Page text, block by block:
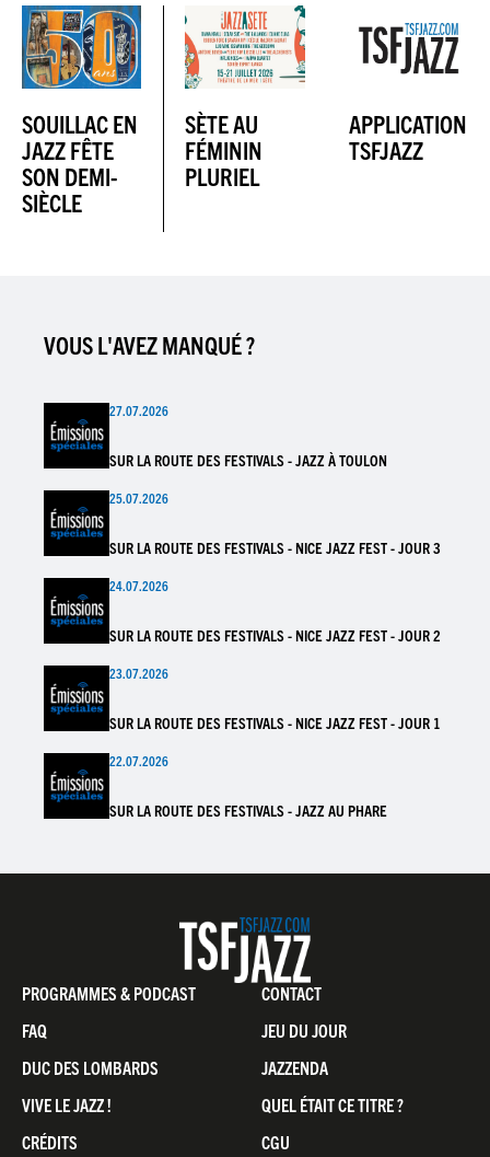
SOUILLAC EN
JAZZ FÊTE
SON DEMI-
SIÈCLE
SÈTE AU
FÉMININ
PLURIEL
APPLICATION
TSFJAZZ
VOUS L'AVEZ MANQUÉ ?
27.07.2026
SUR LA ROUTE DES FESTIVALS - JAZZ À TOULON
25.07.2026
SUR LA ROUTE DES FESTIVALS - NICE JAZZ FEST - JOUR 3
24.07.2026
SUR LA ROUTE DES FESTIVALS - NICE JAZZ FEST - JOUR 2
23.07.2026
SUR LA ROUTE DES FESTIVALS - NICE JAZZ FEST - JOUR 1
22.07.2026
SUR LA ROUTE DES FESTIVALS - JAZZ AU PHARE
Pied
de
page
PROGRAMMES & PODCAST
CONTACT
FAQ
JEU DU JOUR
DUC DES LOMBARDS
JAZZENDA
VIVE LE JAZZ !
QUEL ÉTAIT CE TITRE ?
CRÉDITS
CGU